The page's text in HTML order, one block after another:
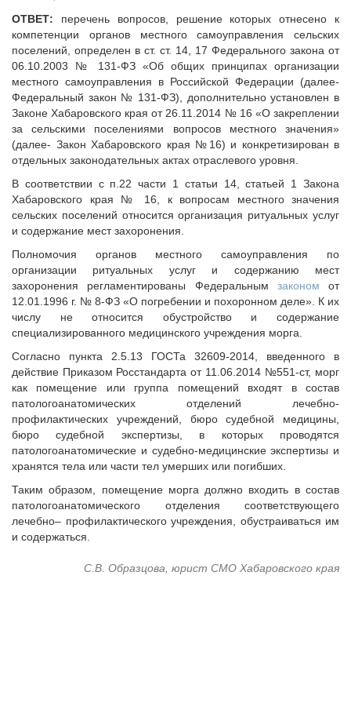
Конкурсы Совета
Семинары Совета
Издания Совета
ОКМО
Информационный бюллетень МСУ
НАСЕЛЕНИЕ И МСУ
Лучшие практики ТОС
Исполнительная дирекция
Ревизионная комиссия
Палаты Совета
Комитеты Совета
Правление Совета
Обработка персональных данных
Партнеры Совета
Полезные ссылки
Контактная информация
НОВОСТИ
МЕТОДИЧЕСКИЙ РАЗДЕЛ
Опыт регионов
Методические материалы
Опыт муниципалитетов
Судебная практика
Мнение специалиста
Конкурсы Совета
Семинары Совета
Издания Совета
Вопрос-ответ
ВАРМСУ
Новости ВАРМСУ
НАСЕЛЕНИЕ И МСУ
Новости ТОС
ОТВЕТ: перечень вопросов, решение которых отнесено к
компетенции органов местного самоуправления сельских
поселений, определен в ст. ст. 14, 17 Федерального закона от
06.10.2003 № 131-ФЗ «Об общих принципах организации
местного самоуправления в Российской Федерации (далее-
Федеральный закон № 131-ФЗ), дополнительно установлен в
Законе Хабаровского края от 26.11.2014 № 16 «О закреплении
за сельскими поселениями вопросов местного значения»
(далее- Закон Хабаровского края №16) и конкретизирован в
отдельных законодательных актах отраслевого уровня.
В соответствии с п.22 части 1 статьи 14, статьей 1 Закона
Хабаровского края № 16, к вопросам местного значения
сельских поселений относится организация ритуальных услуг
и содержание мест захоронения.
Полномочия органов местного самоуправления по
организации ритуальных услуг и содержанию мест
захоронения регламентированы Федеральным законом от
12.01.1996 г. № 8-ФЗ «О погребении и похоронном деле». К их
числу не относится обустройство и содержание
специализированного медицинского учреждения морга.
Согласно пункта 2.5.13 ГОСТа 32609-2014, введенного в
действие Приказом Росстандарта от 11.06.2014 №551-ст, морг
как помещение или группа помещений входят в состав
патологоанатомических отделений лечебно-
профилактических учреждений, бюро судебной медицины,
бюро судебной экспертизы, в которых проводятся
патологоанатомические и судебно-медицинские экспертизы и
хранятся тела или части тел умерших или погибших.
Таким образом, помещение морга должно входить в состав
патологоанатомического отделения соответствующего
лечебно– профилактического учреждения, обустраиваться им
и содержаться.
С.В. Образцова, юрист СМО Хабаровского края